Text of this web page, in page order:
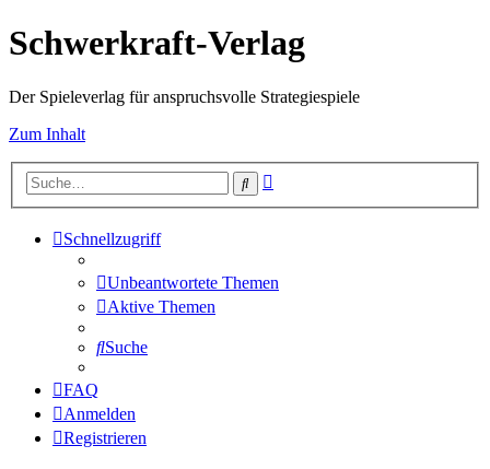
Schwerkraft-Verlag
Der Spieleverlag für anspruchsvolle Strategiespiele
Zum Inhalt
Suche
Schnellzugriff
Unbeantwortete Themen
Aktive Themen
Suche
FAQ
Anmelden
Registrieren